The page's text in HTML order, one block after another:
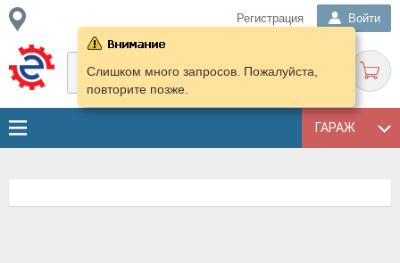
Регистрация Войти
ГАРАЖ
Слишком много запросов. Пожалуйста,
повторите позже.